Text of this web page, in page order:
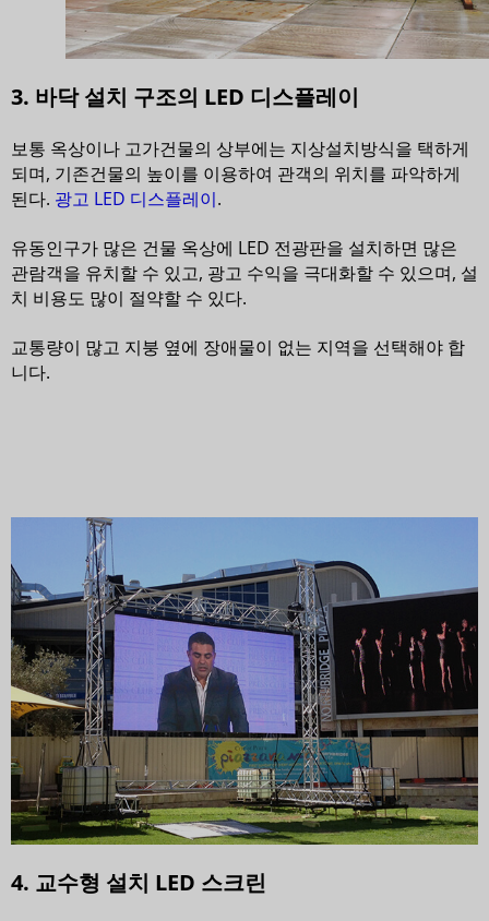
3. 바닥 설치 구조의 LED 디스플레이
보통 옥상이나 고가건물의 상부에는 지상설치방식을 택하게
되며, 기존건물의 높이를 이용하여 관객의 위치를 파악하게
된다. 광고 LED 디스플레이.
유동인구가 많은 건물 옥상에 LED 전광판을 설치하면 많은
관람객을 유치할 수 있고, 광고 수익을 극대화할 수 있으며, 설
치 비용도 많이 절약할 수 있다.
교통량이 많고 지붕 옆에 장애물이 없는 지역을 선택해야 합
니다.
4. 교수형 설치 LED 스크린